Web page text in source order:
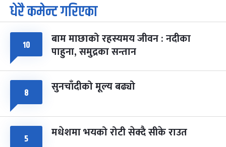
७
आइत चैत्र ७, २०८३-Mar 21, 2027
८
सोम
फागुपूर्णिमा
चैत्र ८, २०८३- Mar 22, 2027
७ महिना बाँकी
धेरै कमेन्ट गरिएका
१० बाम माछाको रहस्यमय जीवन : नदीका
पाहुना, समुद्रका सन्तान
८ सुनचाँदीको मूल्य बढ्यो
५ मधेशमा भयको रोटी सेक्दै सीके राउत